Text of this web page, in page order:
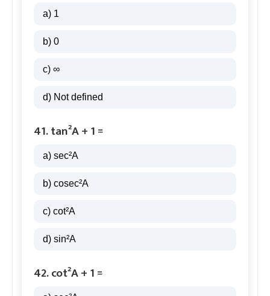
a) 1
b) 0
c) ∞
d) Not defined
41. tan²A + 1 =
a) sec²A
b) cosec²A
c) cot²A
d) sin²A
42. cot²A + 1 =